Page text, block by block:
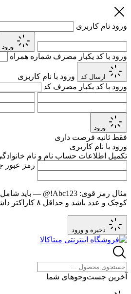
ورود نام کاربری
ورود
ورود با کد یکبار مصرف شماره همراه
ارسال کد
ورود با نام کاربری
ورود با کد یکبار مصرف کد
ورود
فقط ثانیه فرصت داری
ورود با نام کاربری
تکمیل اطلاعات حساب نام و نام
رمز عبور
مثال رمز قوی: Abc123!@
— باید
کوچک و عدد باشد و حداقل ۸ کاراکتر داشته باشد.
ذخیره و ورود
آخرین جست‌وجوهای شما